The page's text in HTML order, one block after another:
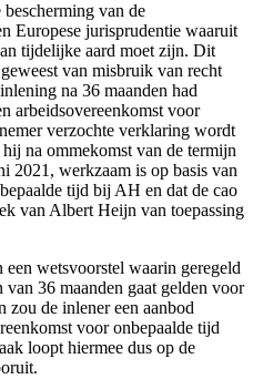
van de
Europese jurisprudentie waaruit
tijdelijke aard moet zijn. Dit
van misbruik van recht
na 36 maanden had
arbeidsovereenkomst voor
verzochte verklaring wordt
na ommekomst van de termijn
2021, werkzaam is op basis van
tijd bij AH en dat de cao
van Albert Heijn van toepassing
wetsvoorstel waarin geregeld
36 maanden gaat gelden voor
de inlener een aanbod
voor onbepaalde tijd
loopt hiermee dus op de